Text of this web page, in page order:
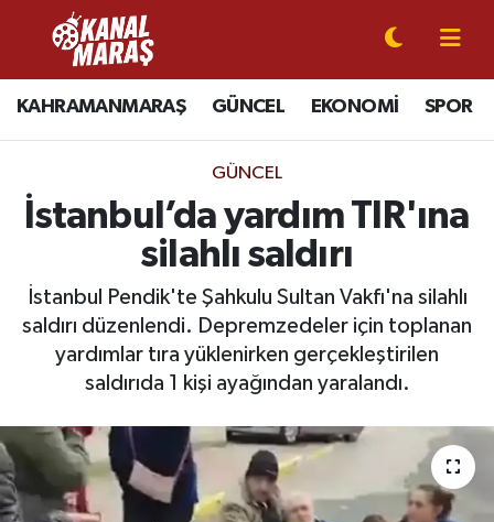
KAHRAMANMARAŞ GÜNCEL EKONOMİ SPOR
GÜNCEL
İstanbul’da yardım TIR'ına
silahlı saldırı
İstanbul Pendik'te Şahkulu Sultan Vakfı'na silahlı
saldırı düzenlendi. Depremzedeler için toplanan
yardımlar tıra yüklenirken gerçekleştirilen
saldırıda 1 kişi ayağından yaralandı.
CANLI YAYIN
KAHRAMANMARAŞ
SİYASET
EKONOMİ
MAGAZİN
Kahramanmaraş Nöbetçi Eczaneler
Kahramanmaraş Hava Durumu
Kahramanmaraş Trafik Yoğunluk Haritası
Süper Lig Puan Durumu ve Fikstür
Tüm Manşetler
Haber Arşivi